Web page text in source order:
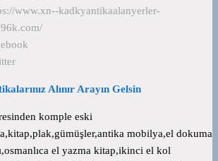
www.xn--kadkyantikaalanyerler-
Alınır Arayın Gelsin
komple eski
mobilya,el dokuma
el yazma kitap,ikinci el kol